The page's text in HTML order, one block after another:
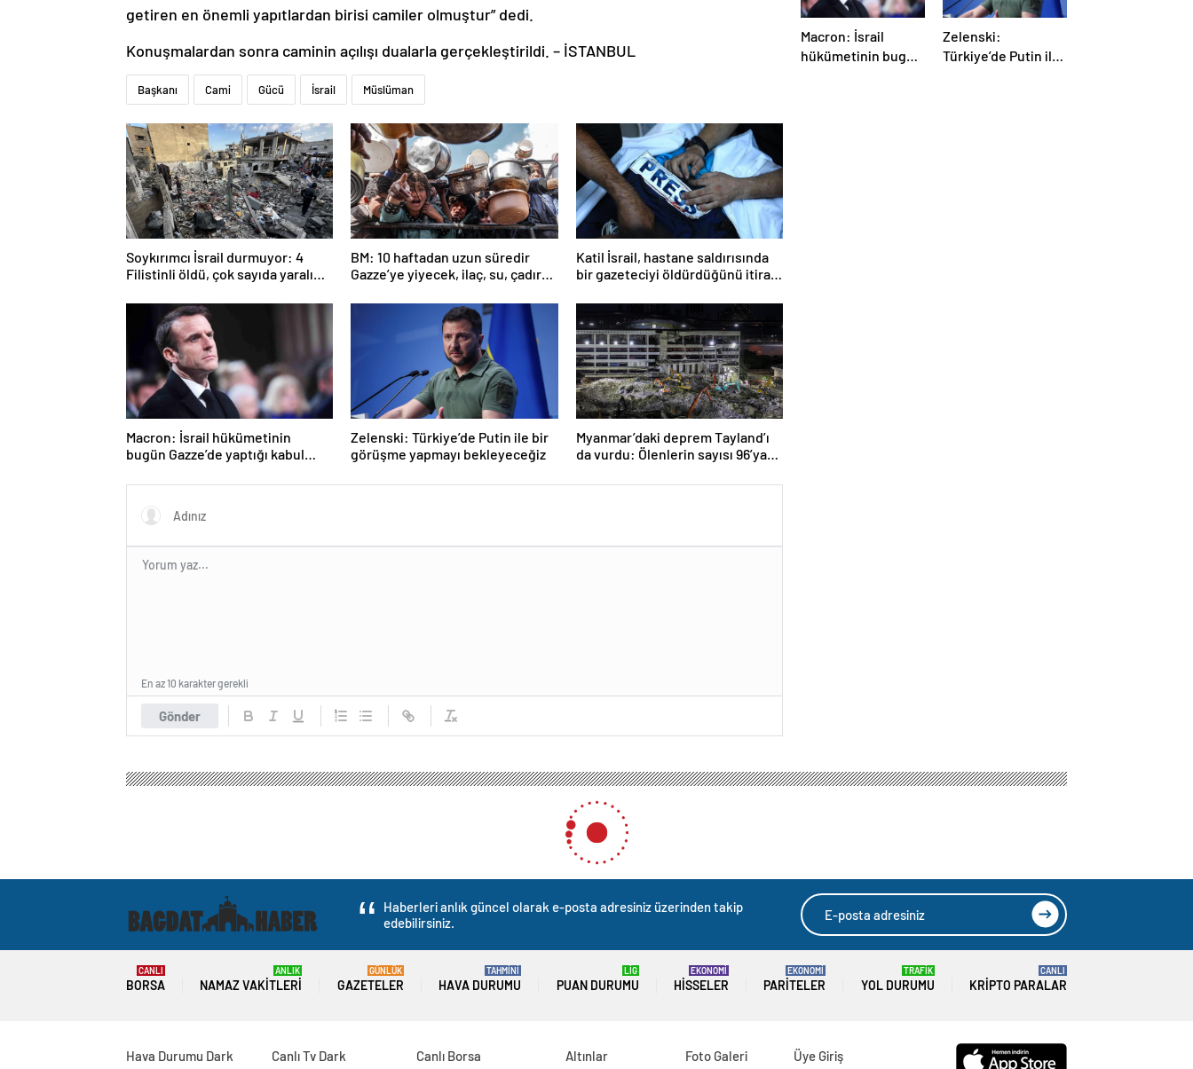
getiren en önemli yapıtlardan birisi camiler olmuştur” dedi.
Konuşmalardan sonra caminin açılışı dualarla gerçekleştirildi. – İSTANBUL
Başkanı Cami Gücü İsrail Müslüman
Soykırımcı İsrail durmuyor: 4
Filistinli öldü, çok sayıda yaralı
BM: 10 haftadan uzun süredir
Gazze’ye yiyecek, ilaç, su, çadır
Katil İsrail, hastane saldırısında
bir gazeteciyi öldürdüğünü itiraf
Macron: İsrail hükümetinin
bugün Gazze’de yaptığı kabul
Zelenski: Türkiye’de Putin ile bir
görüşme yapmayı bekleyeceğiz
Myanmar’daki deprem Tayland’ı
da vurdu: Ölenlerin sayısı 96’ya
Gönder
En az 10 karakter gerekli
Macron: İsrail
hükümetinin bugün
Zelenski:
Türkiye’de Putin ile
Haberleri anlık güncel olarak e-posta adresiniz üzerinden takip
edebilirsiniz.
BORSA
CANLI
NAMAZ VAKITLERI
ANLIK
GAZETELER
GÜNLÜK
HAVA DURUMU
TAHMİNİ
PUAN DURUMU
LİG
HISSELER
EKONOMİ
PARITELER
EKONOMİ
YOL DURUMU
TRAFİK
KRIPTO PARALAR
CANLI
Hava Durumu Dark Canlı Tv Dark Canlı Borsa Altınlar Foto Galeri Üye Giriş